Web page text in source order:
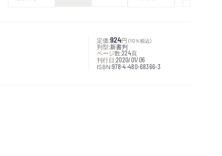
定価:924円 （10％税込）
判型:新書判
ページ数:224頁
刊行日:2020/01/06
ISBN:978-4-480-68366-3